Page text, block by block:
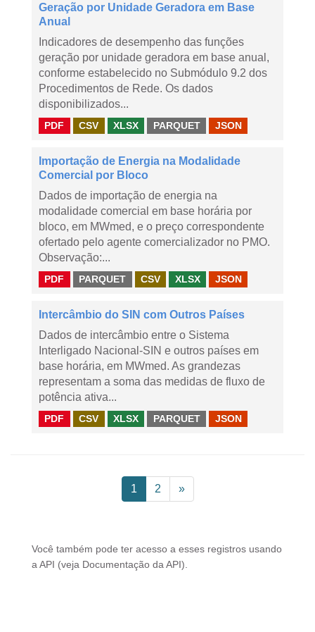
Geração por Unidade Geradora em Base
Anual
Indicadores de desempenho das funções
geração por unidade geradora em base anual,
conforme estabelecido no Submódulo 9.2 dos
Procedimentos de Rede. Os dados
disponibilizados...
PDF CSV XLSX PARQUET JSON
Importação de Energia na Modalidade
Comercial por Bloco
Dados de importação de energia na
modalidade comercial em base horária por
bloco, em MWmed, e o preço correspondente
ofertado pelo agente comercializador no PMO.
Observação:...
PDF PARQUET CSV XLSX JSON
Intercâmbio do SIN com Outros Países
Dados de intercâmbio entre o Sistema
Interligado Nacional-SIN e outros países em
base horária, em MWmed. As grandezas
representam a soma das medidas de fluxo de
potência ativa...
PDF CSV XLSX PARQUET JSON
1 2 »
Você também pode ter acesso a esses registros usando
a API (veja Documentação da API ).